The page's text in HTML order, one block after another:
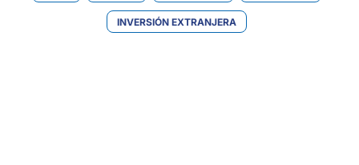
INVERSIÓN EXTRANJERA